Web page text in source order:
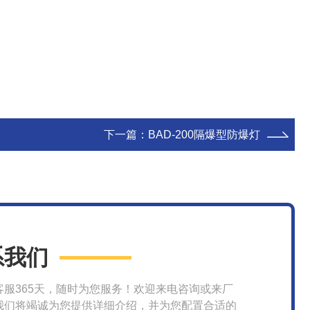
下一篇： BAD-200隔爆型防爆灯
们
服365天，随时为您服务！欢迎来电咨询或来厂
们将竭诚为您提供详细介绍，并为您配置合适的